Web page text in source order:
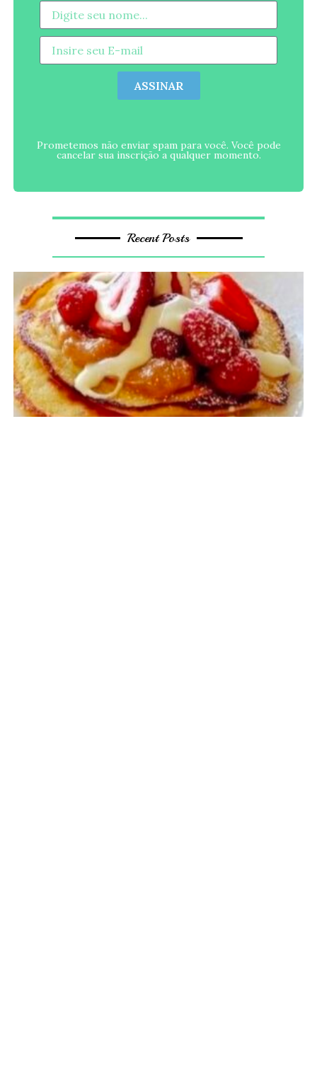
ASSINAR
Prometemos não enviar spam para você. Você pode
cancelar sua inscrição a qualquer momento.
Recent Posts